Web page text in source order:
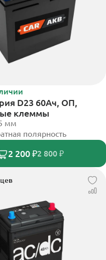
D23 60Ач, ОП,
клеммы
мм
полярность
2 200 ₽2 800 ₽